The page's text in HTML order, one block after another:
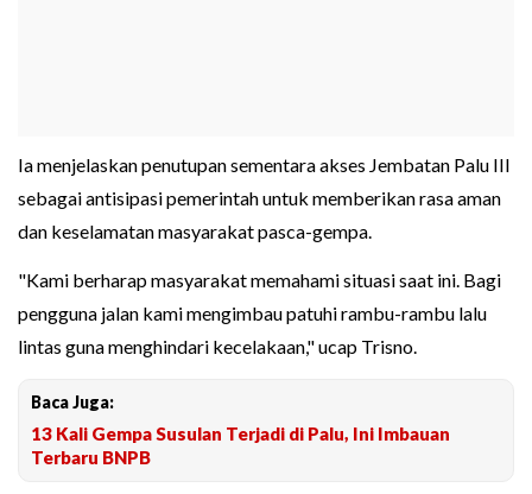
Ia menjelaskan penutupan sementara akses Jembatan Palu III
sebagai antisipasi pemerintah untuk memberikan rasa aman
dan keselamatan masyarakat pasca-gempa.
"Kami berharap masyarakat memahami situasi saat ini. Bagi
pengguna jalan kami mengimbau patuhi rambu-rambu lalu
lintas guna menghindari kecelakaan," ucap Trisno.
Baca Juga:
13 Kali Gempa Susulan Terjadi di Palu, Ini Imbauan
Terbaru BNPB